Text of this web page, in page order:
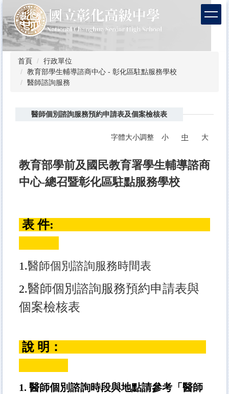
到
主
要
內
首頁
行政單位
教育部學生輔導諮商中心 - 彰化區駐點服務學校
醫師諮詢服務
醫師個別諮詢服務預約申請表及個案檢核表
字體大小調整 小 中 大
教育部學前及國民教育署學生輔導諮商
中心-總召暨彰化區駐點服務學校
表 件:
1.醫師個別諮詢服務時間表
2.醫師個別諮詢服務預約申請表與
個案檢核表
說 明：
1. 醫師個別諮詢時段與地點請參考「醫師